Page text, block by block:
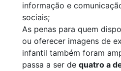
informação e
sociais;
As penas para quem
ou oferecer imagens de
infantil também foram
passa a ser de quatro a